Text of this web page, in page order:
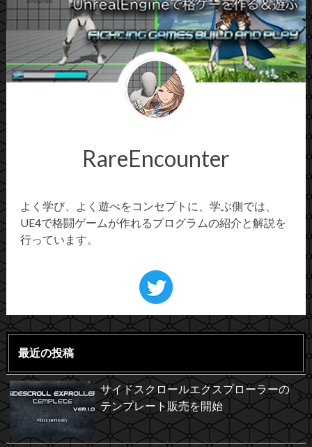
RareEncounter
よく学び、よく遊べをコンセプトに、学ぶ側では、
UE4で格闘ゲームが作れるプログラムの紹介と解説を
行っています。
最近の投稿
サイドスクロールエクスプローラーの
テンプレート販売を開始